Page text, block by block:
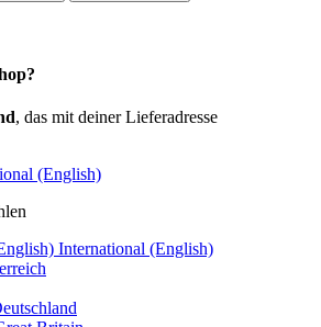
, das mit deiner Lieferadresse
(English)
International (English)